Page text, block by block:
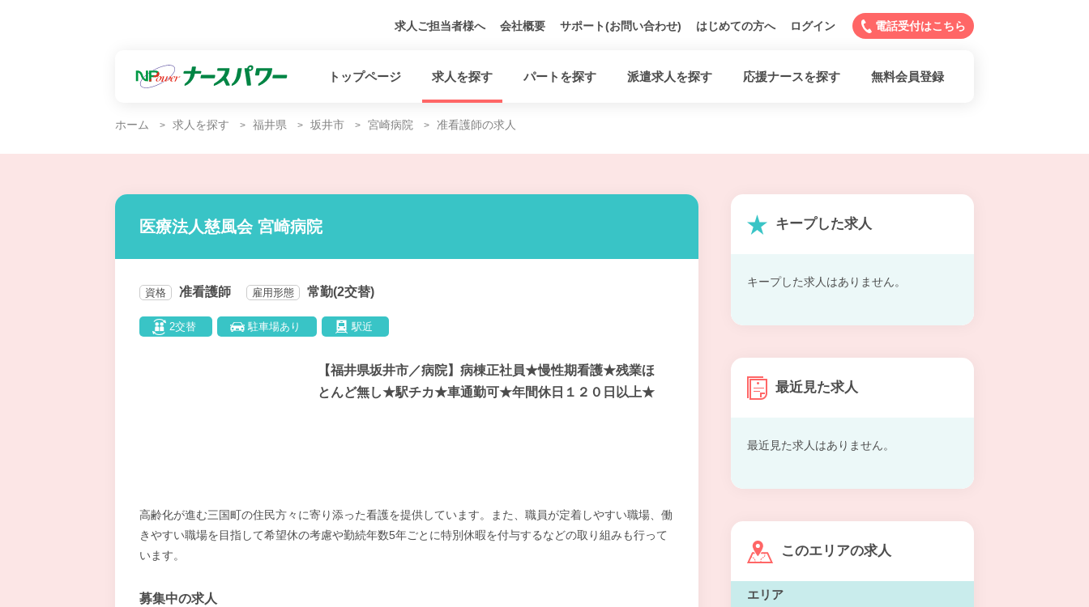
求人ご担当者様へ 会社概要 サポート(お問い合わせ) はじめての方へ ログイン 電話受付はこちら
トップページ 求人を探す パートを探す 派遣求人を探す 応援ナースを探す 無料会員登録
ホーム 求人を探す 福井県 坂井市 宮崎病院 准看護師の求人
医療法人慈風会 宮崎病院
資格 准看護師 雇用形態 常勤(2交替)
2交替 駐車場あり 駅近
【福井県坂井市／病院】病棟正社員★慢性期看護★残業ほ
とんど無し★駅チカ★車通勤可★年間休日１２０日以上★
高齢化が進む三国町の住民方々に寄り添った看護を提供しています。また、職員が定着しやすい職場、働
きやすい職場を目指して希望休の考慮や勤続年数5年ごとに特別休暇を付与するなどの取り組みも行って
います。
募集中の求人
キープした求人
キープした求人はありません。
最近見た求人
最近見た求人はありません。
このエリアの求人
エリア